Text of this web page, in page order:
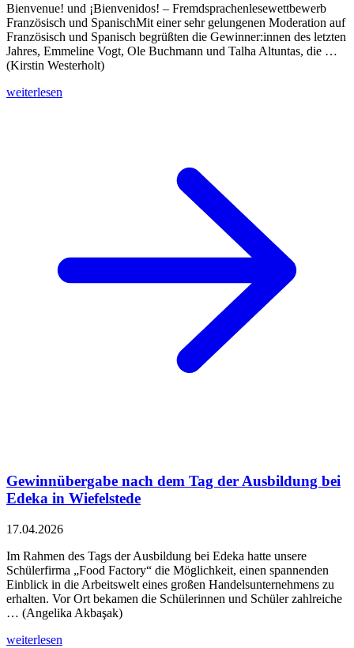
Bienvenue! und ¡Bienvenidos! – Fremdsprachenlesewettbewerb
Französisch und SpanischMit einer sehr gelungenen Moderation auf
Französisch und Spanisch begrüßten die Gewinner:innen des letzten
Jahres, Emmeline Vogt, Ole Buchmann und Talha Altuntas, die …
(Kirstin Westerholt)
weiterlesen
Gewinnübergabe nach dem Tag der Ausbildung bei
Edeka in Wiefelstede
17.04.2026
Im Rahmen des Tags der Ausbildung bei Edeka hatte unsere
Schülerfirma „Food Factory“ die Möglichkeit, einen spannenden
Einblick in die Arbeitswelt eines großen Handelsunternehmens zu
erhalten. Vor Ort bekamen die Schülerinnen und Schüler zahlreiche
… (Angelika Akbaşak)
weiterlesen